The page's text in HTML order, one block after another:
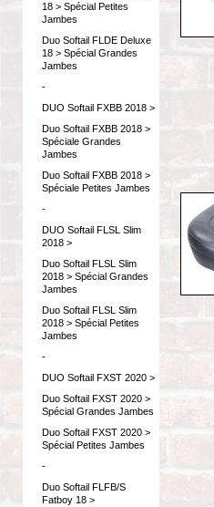
18 > Spécial Petites
Jambes
Duo Softail FLDE Deluxe
18 > Spécial Grandes
Jambes
-
DUO Softail FXBB 2018 >
Duo Softail FXBB 2018 >
Spéciale Grandes
Jambes
Duo Softail FXBB 2018 >
Spéciale Petites Jambes
-
DUO Softail FLSL Slim
2018 >
Duo Softail FLSL Slim
2018 > Spécial Grandes
Jambes
Duo Softail FLSL Slim
2018 > Spécial Petites
Jambes
-
DUO Softail FXST 2020 >
Duo Softail FXST 2020 >
Spécial Grandes Jambes
Duo Softail FXST 2020 >
Spécial Petites Jambes
-
Duo Softail FLFB/S
Fatboy 18 >